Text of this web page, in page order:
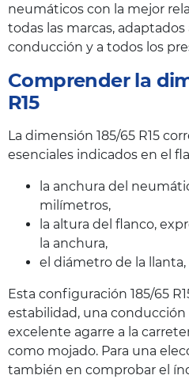
neumáticos con la mejor
todas las marcas,
conducción y a todos los
Comprender la
R15
La dimensión 185/65 R15
esenciales indicados en el
la anchura del
milímetros,
la altura del flanco,
la anchura,
el diámetro de la
Esta configuración 185/65
estabilidad, una
excelente agarre a la
como mojado. Para una
también en comprobar el